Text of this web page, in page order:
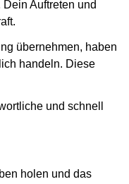
Auftreten und
übernehmen, haben
handeln. Diese
und schnell
holen und das